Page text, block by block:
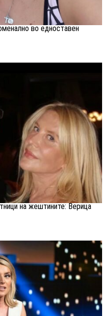
во едноставен
на жештините: Верица